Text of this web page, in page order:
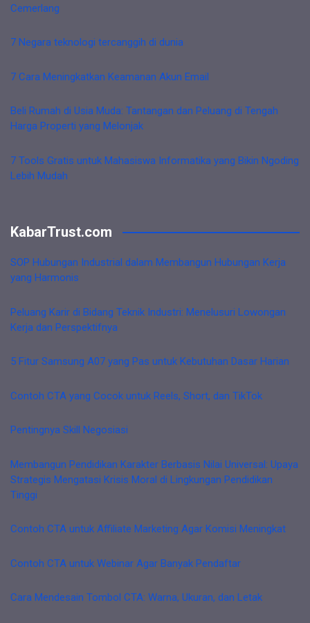
Cemerlang
7 Negara teknologi tercanggih di dunia
7 Cara Meningkatkan Keamanan Akun Email
Beli Rumah di Usia Muda: Tantangan dan Peluang di Tengah
Harga Properti yang Melonjak
7 Tools Gratis untuk Mahasiswa Informatika yang Bikin Ngoding
Lebih Mudah
KabarTrust.com
SOP Hubungan Industrial dalam Membangun Hubungan Kerja
yang Harmonis
Peluang Karir di Bidang Teknik Industri: Menelusuri Lowongan
Kerja dan Perspektifnya
5 Fitur Samsung A07 yang Pas untuk Kebutuhan Dasar Harian
Contoh CTA yang Cocok untuk Reels, Short, dan TikTok
Pentingnya Skill Negosiasi
Membangun Pendidikan Karakter Berbasis Nilai Universal: Upaya
Strategis Mengatasi Krisis Moral di Lingkungan Pendidikan
Tinggi
Contoh CTA untuk Affiliate Marketing Agar Komisi Meningkat
Contoh CTA untuk Webinar Agar Banyak Pendaftar
Cara Mendesain Tombol CTA: Warna, Ukuran, dan Letak